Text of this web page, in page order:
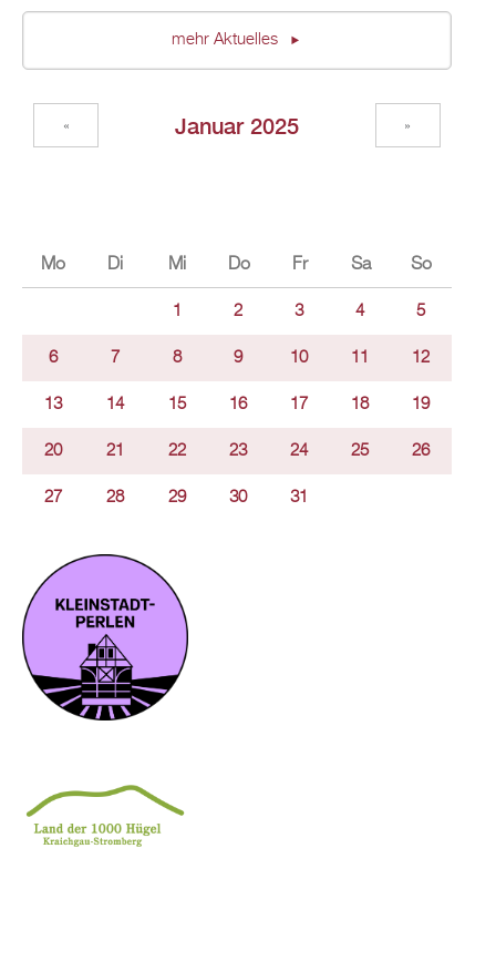
mehr Aktuelles
Januar 2025
« »
Mo Di Mi Do Fr Sa So
1 2 3 4 5
6 7 8 9 10 11 12
13 14 15 16 17 18 19
20 21 22 23 24 25 26
27 28 29 30 31